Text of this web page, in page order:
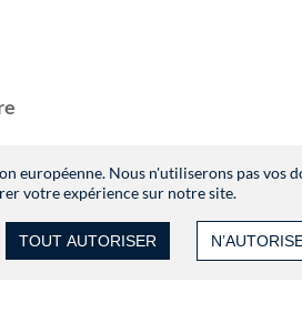
européenne. Nous n'utiliserons pas vos
votre expérience sur notre site.
TOUT AUTORISER